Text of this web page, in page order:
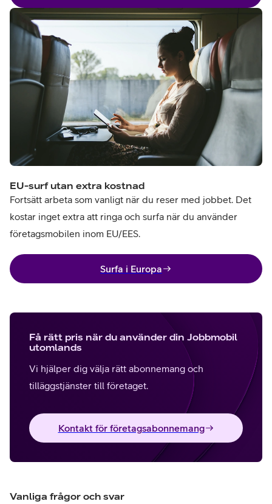
EU-surf utan extra kostnad
Fortsätt arbeta som vanligt när du reser med jobbet. Det
kostar inget extra att ringa och surfa när du använder
företagsmobilen inom EU/EES.
Surfa i Europa
Få rätt pris när du använder din Jobbmobil
utomlands
Vi hjälper dig välja rätt abonnemang och
tilläggstjänster till företaget.
Kontakt för företagsabonnemang
Vanliga frågor och svar